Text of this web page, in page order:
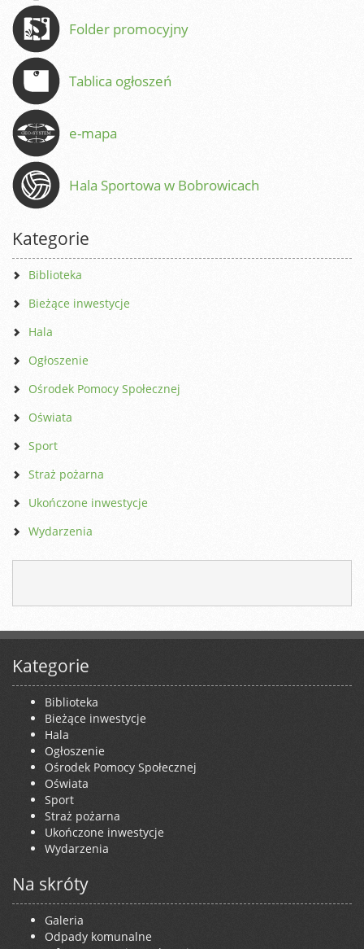
Folder promocyjny
Tablica ogłoszeń
e-mapa
Hala Sportowa w Bobrowicach
Kategorie
Biblioteka
Bieżące inwestycje
Hala
Ogłoszenie
Ośrodek Pomocy Społecznej
Oświata
Sport
Straż pożarna
Ukończone inwestycje
Wydarzenia
Kategorie
Biblioteka
Bieżące inwestycje
Hala
Ogłoszenie
Ośrodek Pomocy Społecznej
Oświata
Sport
Straż pożarna
Ukończone inwestycje
Wydarzenia
Na skróty
Galeria
Odpady komunalne